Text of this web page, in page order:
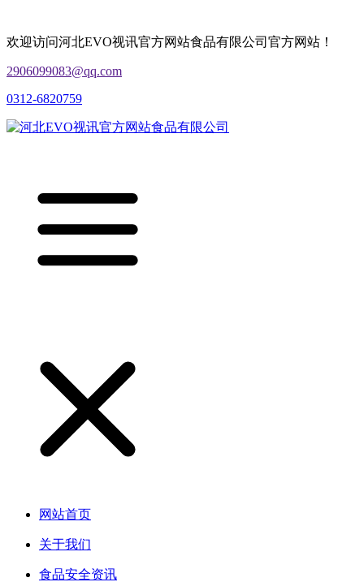
欢迎访问河北EVO视讯官方网站食品有限公司官方网站！
2906099083@qq.com
0312-6820759
网站首页
关于我们
食品安全资讯